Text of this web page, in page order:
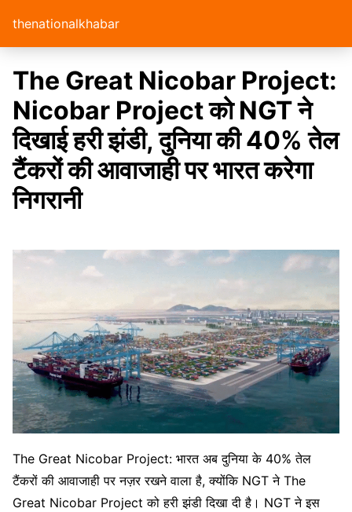
thenationalkhabar
The Great Nicobar Project:
Nicobar Project को NGT ने
दिखाई हरी झंडी, दुनिया की 40% तेल
टैंकरों की आवाजाही पर भारत करेगा
निगरानी
The Great Nicobar Project: भारत अब दुनिया के 40% तेल
टैंकरों की आवाजाही पर नज़र रखने वाला है, क्योंकि NGT ने The
Great Nicobar Project को हरी झंडी दिखा दी है। NGT ने इस